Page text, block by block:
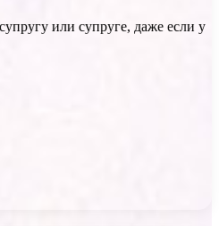
или супруге, даже если у